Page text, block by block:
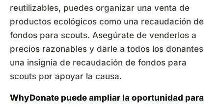
reutilizables, puedes organizar una venta de
productos ecológicos como una recaudación de
fondos para scouts. Asegúrate de venderlos a
precios razonables y darle a todos los donantes
una insignia de recaudación de fondos para
scouts por apoyar la causa.
WhyDonate puede ampliar la oportunidad para